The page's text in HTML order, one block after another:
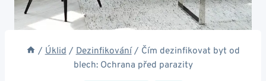
/ Úklid / Dezinfikování / Čím dezinfikovat byt od
blech: Ochrana před parazity